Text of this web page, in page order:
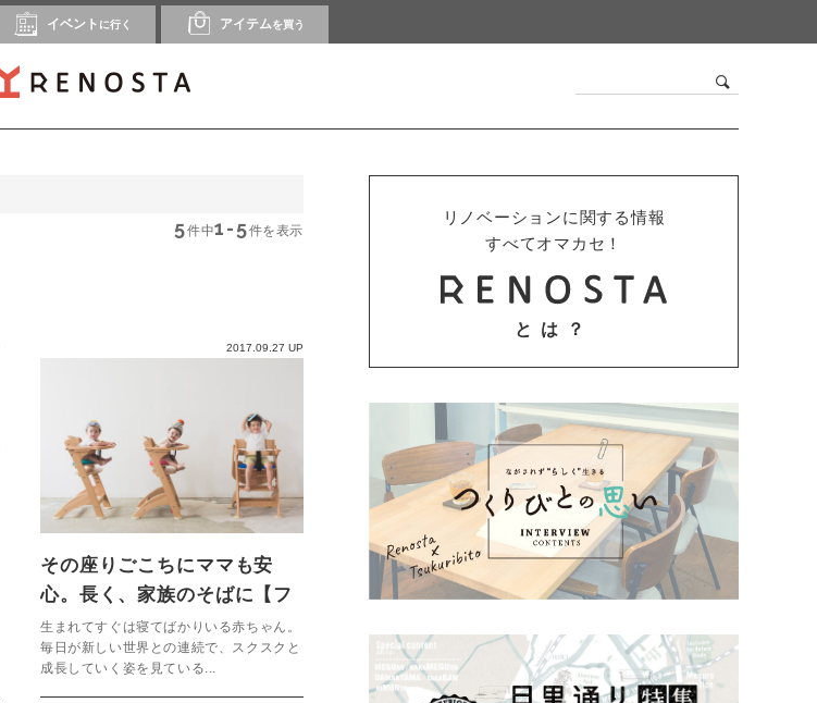
イベント に行く アイテムを買う
5件中1-5件を表示
2017.09.27 UP
その座りごこちにママも安
心。長く、家族のそばに【フ
ァニカ】
生まれてすぐは寝てばかりいる赤ちゃん。
毎日が新しい世界との連続で、スクスクと
成長していく姿を見ている...
リノベーションに関する情報
すべてオマカセ！
とは？